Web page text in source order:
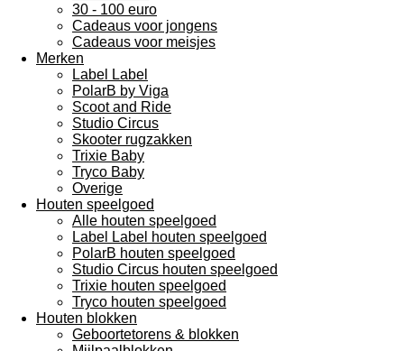
30 - 100 euro
Cadeaus voor jongens
Cadeaus voor meisjes
Merken
Label Label
PolarB by Viga
Scoot and Ride
Studio Circus
Skooter rugzakken
Trixie Baby
Tryco Baby
Overige
Houten speelgoed
Alle houten speelgoed
Label Label houten speelgoed
PolarB houten speelgoed
Studio Circus houten speelgoed
Trixie houten speelgoed
Tryco houten speelgoed
Houten blokken
Geboortetorens & blokken